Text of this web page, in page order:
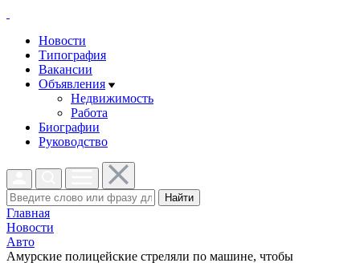
Новости
Типография
Вакансии
Объявления
Недвижимость
Работа
Биографии
Руководство
Найти
Главная
Новости
Авто
Амурские полицейские стреляли по машине, чтобы